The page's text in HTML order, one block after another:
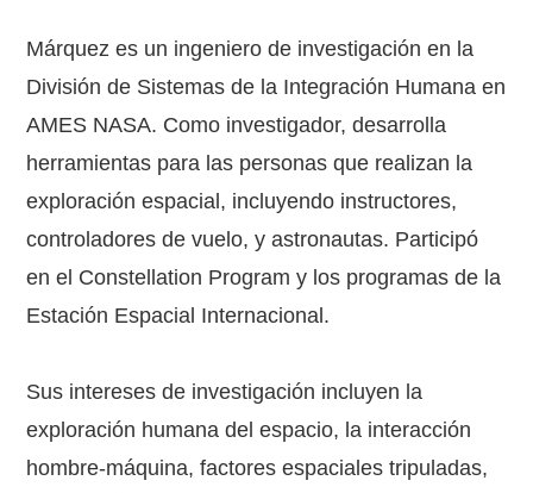
Márquez es un ingeniero de investigación en la
División de Sistemas de la Integración Humana en
AMES NASA. Como investigador, desarrolla
herramientas para las personas que realizan la
exploración espacial, incluyendo instructores,
controladores de vuelo, y astronautas. Participó
en el Constellation Program y los programas de la
Estación Espacial Internacional.
Sus intereses de investigación incluyen la
exploración humana del espacio, la interacción
hombre-máquina, factores espaciales tripuladas,